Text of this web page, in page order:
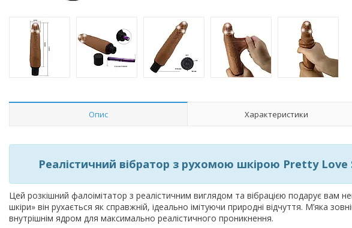
Опис Характеристики
Реалістичний вібратор з рухомою шкірою Pretty
Цей розкішний фалоімітатор з реалістичним виглядом та вібрацією подарує вам
шкіри» він рухається як справжній, ідеально імітуючи природні відчуття. М’яка
внутрішнім ядром для максимально реалістичного проникнення.